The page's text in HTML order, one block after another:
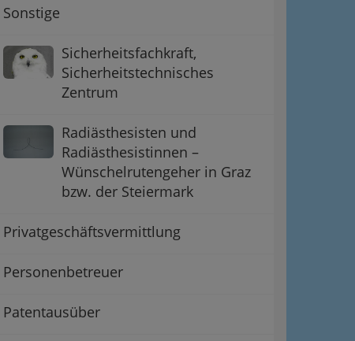
Sonstige
Sicherheitsfachkraft,
Sicherheitstechnisches
Zentrum
Radiästhesisten und
Radiästhesistinnen –
Wünschelrutengeher in Graz
bzw. der Steiermark
Privatgeschäftsvermittlung
Personenbetreuer
Patentausüber